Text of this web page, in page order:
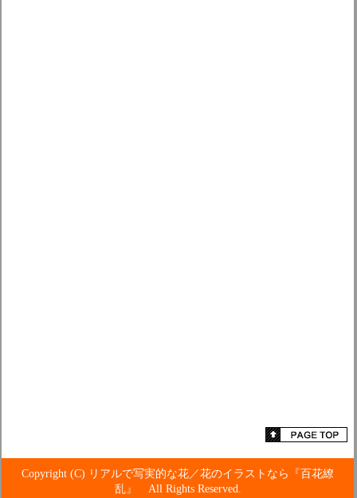
Copyright (C) リアルで写実的な花／花のイラストなら『百花繚
乱』 All Rights Reserved.